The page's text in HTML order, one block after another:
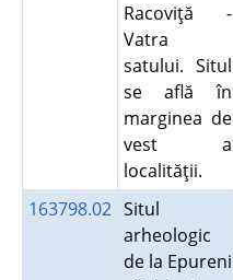
Racoviţă -
Vatra
satului. Situl
se află în
marginea de
vest a
localităţii.
163798.02 Situl
arheologic
de la Epureni